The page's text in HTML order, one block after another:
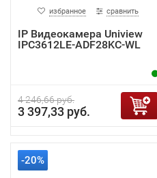
избранное сравнить
IP Видеокамера Uniview
IPC3612LE-ADF28KC-WL
4 246,66 руб.
3 397,33 руб.
-20%